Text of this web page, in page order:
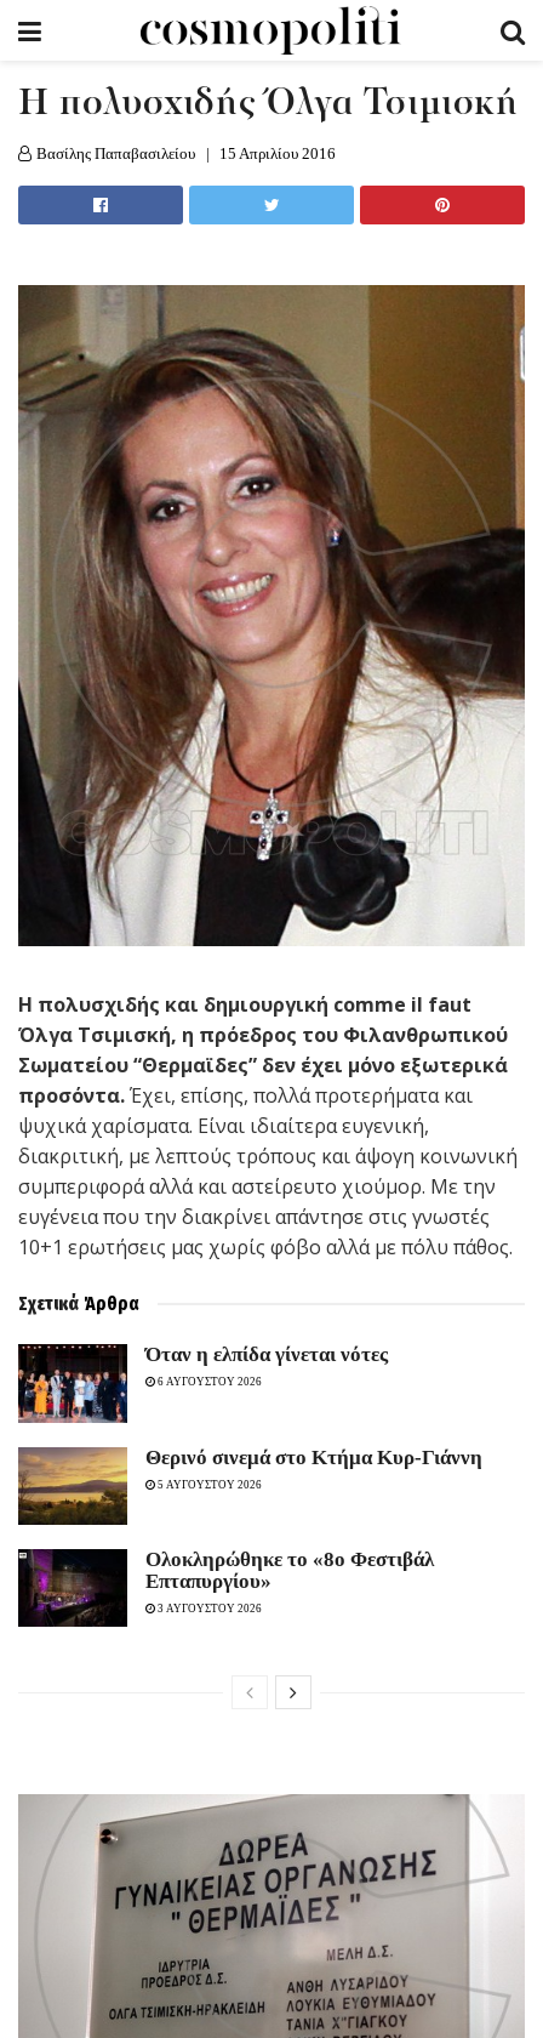
Η πολυσχιδής Όλγα Τσιμισκή
Βασίλης Παπαβασιλείου 15 Απριλίου 2016
Η πολυσχιδής και δημιουργική comme il faut
Όλγα Τσιμισκή, η πρόεδρος του Φιλανθρωπικού
Σωματείου “Θερμαϊδες” δεν έχει μόνο εξωτερικά
προσόντα.Έχει, επίσης, πολλά προτερήματα και
ψυχικά χαρίσματα. Είναι ιδιαίτερα ευγενική,
διακριτική, με λεπτούς τρόπους και άψογη κοινωνική
συμπεριφορά αλλά και αστείρευτο χιούμορ. Με την
ευγένεια που την διακρίνει απάντησε στις γνωστές
10+1 ερωτήσεις μας χωρίς φόβο αλλά με πόλυ πάθος.
Σχετικά Άρθρα
Όταν η ελπίδα γίνεται νότες
6 ΑΥΓΟΥΣΤΟΥ 2026
Θερινό σινεμά στο Κτήμα Κυρ-Γιάννη
5 ΑΥΓΟΥΣΤΟΥ 2026
Ολοκληρώθηκε το «8ο Φεστιβάλ
Επταπυργίου»
3 ΑΥΓΟΥΣΤΟΥ 2026